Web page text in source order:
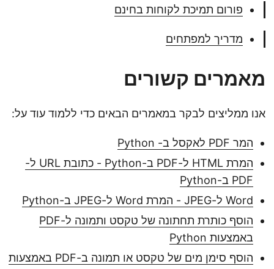
פורום תמיכת לקוחות בחינם
מדריך למפתחים
מאמרים קשורים
אנו ממליצים לבקר במאמרים הבאים כדי ללמוד עוד על:
המר PDF לאקסל ב- Python
המרת HTML ל-PDF ב-Python - כתובת URL ל-
PDF ב-Python
Word ל-JPEG - המרת Word ל-JPEG ב-Python
הוסף כותרת תחתונה של טקסט ותמונה ל-PDF
באמצעות Python
הוסף סימן מים של טקסט או תמונה ב-PDF באמצעות